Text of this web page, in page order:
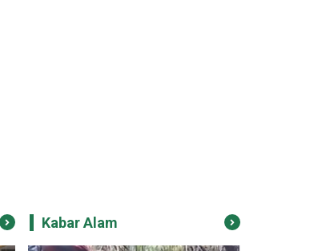
Kabar Alam